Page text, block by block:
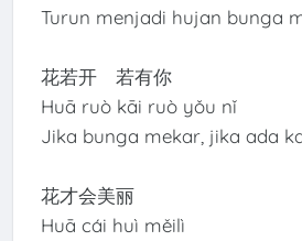
Turun menjadi hujan bunga
花若开 若有你
Huā ruò kāi ruò yǒu nǐ
Jika bunga mekar, jika ada
花才会美丽
Huā cái huì měilì